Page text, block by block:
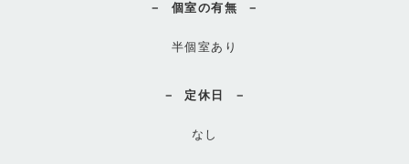
個室の有無
半個室あり
定休日
なし